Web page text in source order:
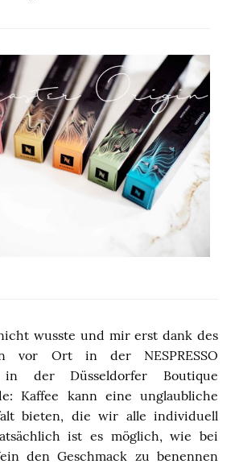
wusste und mir erst dank des
vor Ort in der NESPRESSO
in der Düsseldorfer Boutique
Kaffee kann eine unglaubliche
bieten, die wir alle individuell
ist es möglich, wie bei
den Geschmack zu benennen